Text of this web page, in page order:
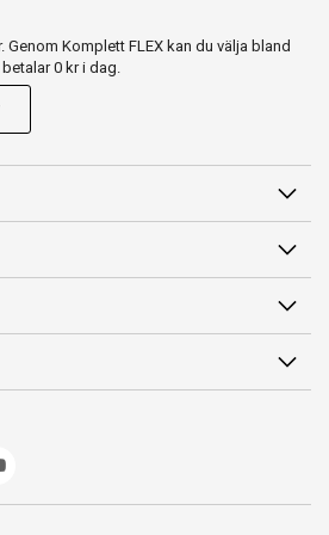
Genom Komplett FLEX kan du välja bland
0 kr i dag.
Club